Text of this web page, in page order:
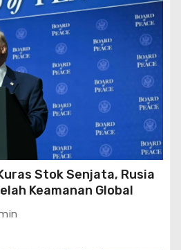
Stok Senjata, Rusia
Keamanan Global